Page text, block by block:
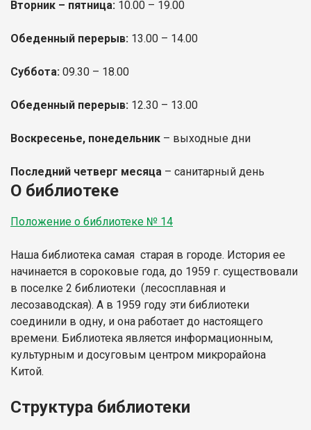
Вторник – пятница: 10.00 – 19.00
Обеденный перерыв: 13.00 – 14.00
Суббота: 09.30 – 18.00
Обеденный перерыв: 12.30 – 13.00
Воскресенье, понедельник – выходные дни
Последний четверг месяца – санитарный день
О библиотеке
Положение о библиотеке № 14
Наша библиотека самая старая в городе. История ее
начинается в сороковые года, до 1959 г. существовали
в поселке 2 библиотеки (лесосплавная и
лесозаводская). А в 1959 году эти библиотеки
соединили в одну, и она работает до настоящего
времени. Библиотека является информационным,
культурным и досуговым центром микрорайона
Китой.
Структура библиотеки